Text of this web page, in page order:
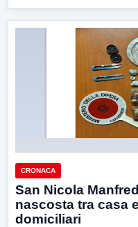
CRONACA
San Nicola
nascosta tra casa
domiciliari